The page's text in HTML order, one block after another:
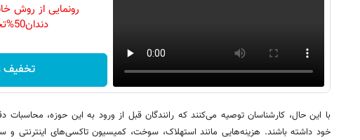
رونمایی از روش
دندان50%تخفیف🔥
تخفیف
با این حال، کارشناسان توصیه می‌کنند که رانندگان قبل از ورود به این حوزه، محاسبات
خود داشته باشند. هزینه‌هایی مانند استهلاک، سوخت، کمیسیون تاکسی‌های اینترنتی و